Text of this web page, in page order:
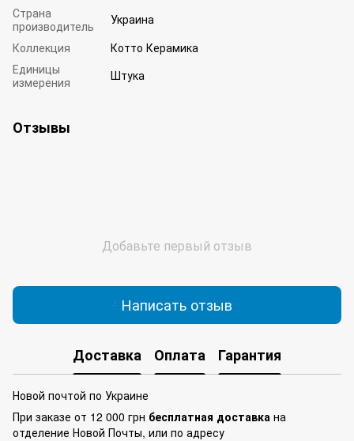
Страна
производитель
Украина
Коллекция
Котто Керамика
Единицы
измерения
Штука
Отзывы
Добавьте первый отзыв
Написать отзыв
Доставка Оплата Гарантия
Новой почтой по Украине
При заказе от 12 000 грн бесплатная доставка на
отделение Новой Почты, или по адресу